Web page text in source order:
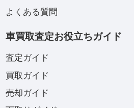
よくある質問
車買取査定お役立ちガイド
査定ガイド
買取ガイド
売却ガイド